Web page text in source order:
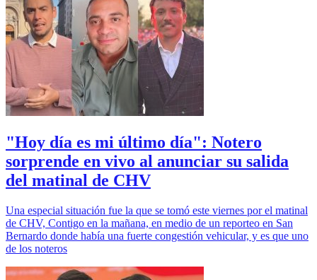
"Hoy día es mi último día": Notero
sorprende en vivo al anunciar su salida
del matinal de CHV
Una especial situación fue la que se tomó este viernes por el matinal
de CHV, Contigo en la mañana, en medio de un reporteo en San
Bernardo donde había una fuerte congestión vehicular, y es que uno
de los noteros